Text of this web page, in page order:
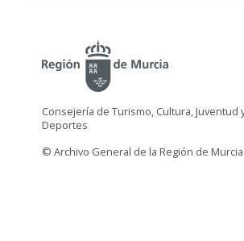
Consejería de Turismo, Cultura, Juventud
Deportes
© Archivo General de la Región de Murcia.